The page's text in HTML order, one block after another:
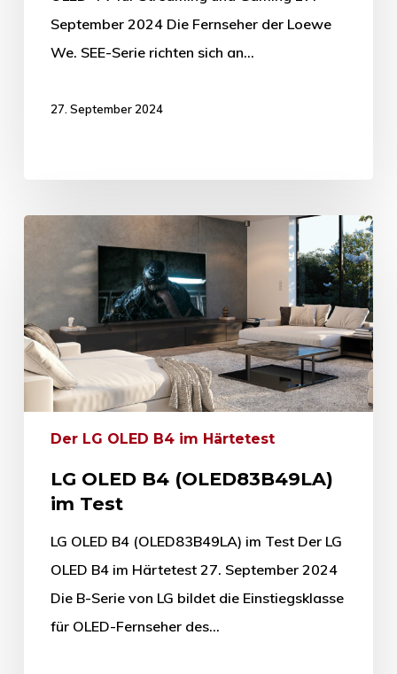
September 2024 Die Fernseher der Loewe
We. SEE-Serie richten sich an…
27. September 2024
Der LG OLED B4 im Härtetest
LG OLED B4 (OLED83B49LA)
im Test
LG OLED B4 (OLED83B49LA) im Test Der LG
OLED B4 im Härtetest 27. September 2024
Die B-Serie von LG bildet die Einstiegsklasse
für OLED-Fernseher des…